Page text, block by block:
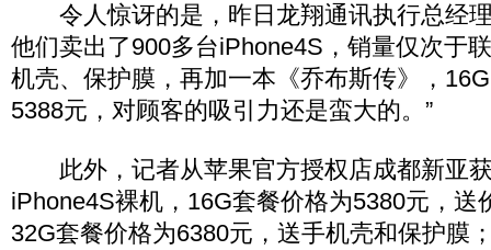
令人惊讶的是，昨日龙翔通讯执行总经
他们卖出了900多台iPhone4S，销量仅次于
机壳、保护膜，再加一本《乔布斯传》，
5388元，对顾客的吸引力还是蛮大的。”
此外，记者从苹果官方授权店成都新亚
iPhone4S裸机，16G套餐价格为5380元，送
32G套餐价格为6380元，送手机壳和保护膜